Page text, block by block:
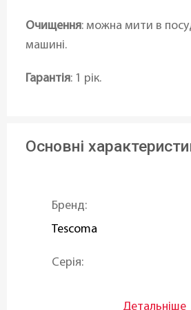
Очищення: можна мити в
машині.
Гарантія: 1 рік.
Основні
Бренд:
Tescoma
Серія: